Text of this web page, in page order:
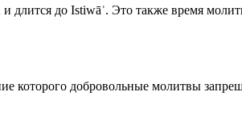
длится до Istiwāʾ. Это также время
которого добровольные молитвы